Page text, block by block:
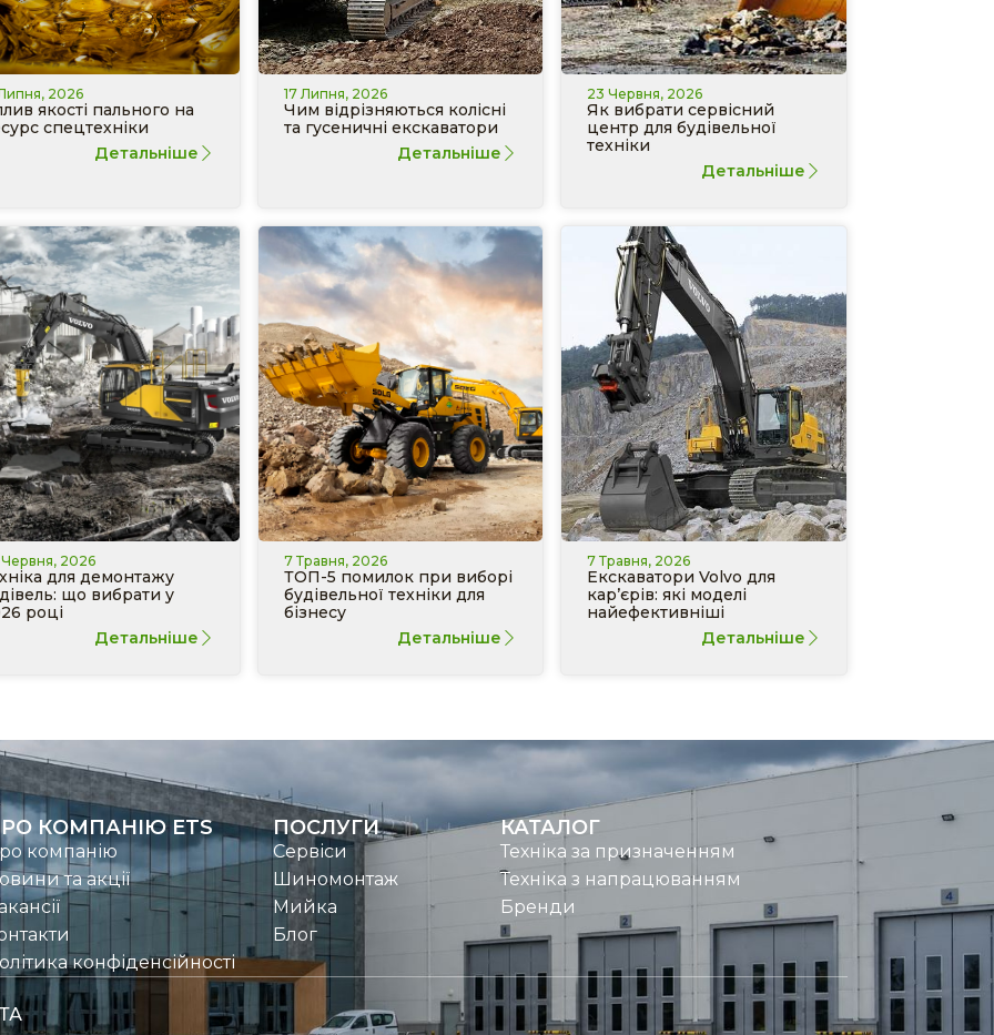
2026
якості пального на
спецтехніки
Детальніше
17 Липня, 2026
Чим відрізняються колісні
та гусеничні екскаватори
Детальніше
23 Червня, 2026
Як вибрати сервісний
центр для будівельної
техніки
Детальніше
2026
для демонтажу
що вибрати у
році
Детальніше
7 Травня, 2026
ТОП-5 помилок при виборі
будівельної техніки для
бізнесу
Детальніше
7 Травня, 2026
Екскаватори Volvo для
кар’єрів: які моделі
найефективніші
Детальніше
КОМПАНІЮ ETS
компанію
та акції
конфіденсійності
ПОСЛУГИ
Сервіси
Шиномонтаж
Мийка
Блог
КАТАЛОГ
Техніка за призначенням
Техніка з напрацюванням
Бренди